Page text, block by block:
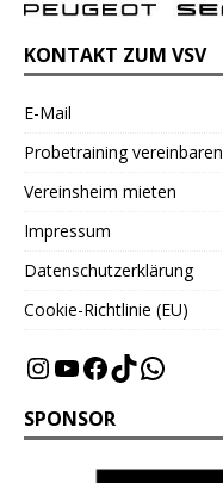
KONTAKT ZUM VSV
E-Mail
Probetraining vereinbaren
Vereinsheim mieten
Impressum
Datenschutzerklärung
Cookie-Richtlinie (EU)
SPONSOR